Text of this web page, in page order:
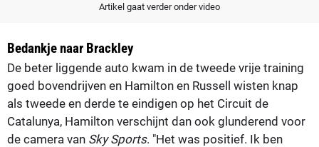
Artikel gaat verder onder video
Bedankje naar Brackley
De beter liggende auto kwam in de tweede vrije training
goed bovendrijven en Hamilton en Russell wisten knap
als tweede en derde te eindigen op het Circuit de
Catalunya, Hamilton verschijnt dan ook glunderend voor
de camera van Sky Sports. "Het was positief. Ik ben